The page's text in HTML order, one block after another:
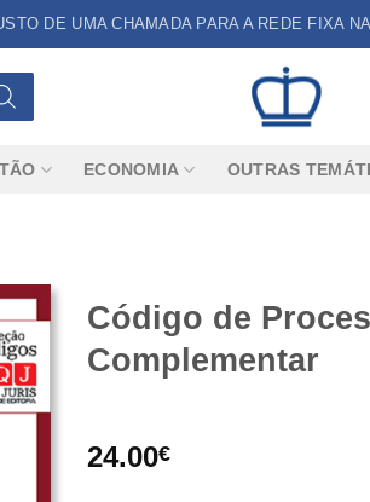
DE UMA CHAMADA PARA A REDE FIXA
ECONOMIA OUTRAS
Código de
Complementar
24.00€